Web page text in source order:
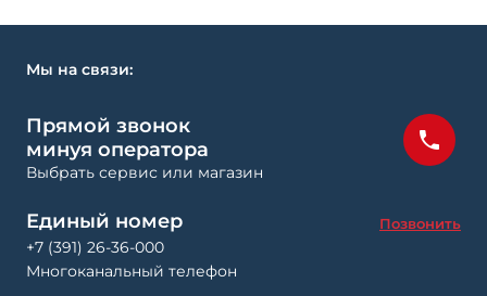
Мы на связи:
Прямой звонок
минуя оператора
Выбрать сервис или магазин
Единый номер Позвонить
+7 (391) 26-36-000
Многоканальный телефон